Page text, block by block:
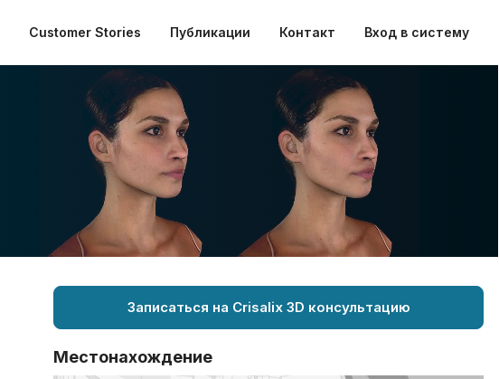
Customer Stories Публикации Контакт Вход в систему
Записаться на Crisalix 3D консультацию
Местонахождение